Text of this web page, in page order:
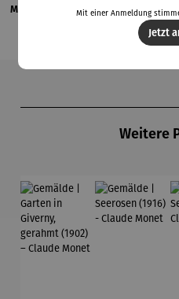
Magazinbeitrag
Weitere
Mit einer Anmeldung
Jetzt